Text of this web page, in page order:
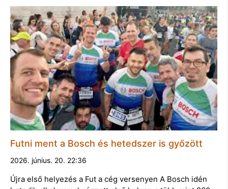
Futni ment a Bosch és hetedszer is győzött
2026. június. 20. 22:36
Újra első helyezés a Fut a cég versenyen A Bosch idén